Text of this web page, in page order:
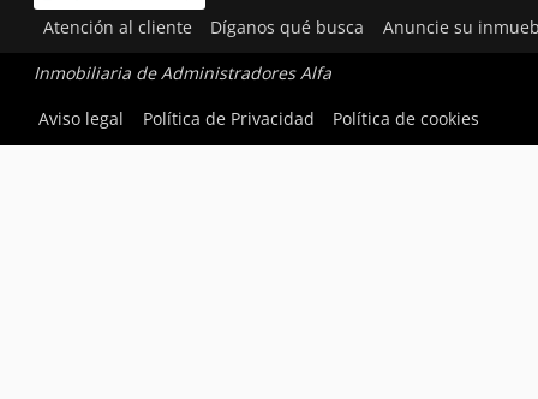
Atención al cliente Díganos qué busca Anuncie su
Inmobiliaria de Administradores Alfa
Aviso legal
Política de Privacidad Política de cookies